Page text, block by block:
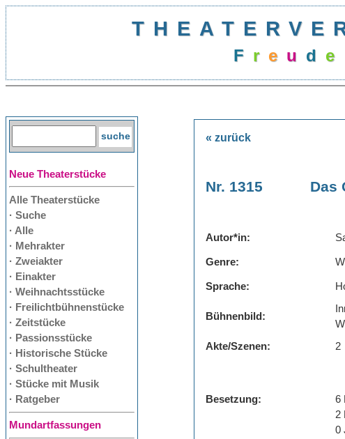
Freu d e
Neue Theaterstücke
Alle Theaterstücke
· Suche
· Alle
· Mehrakter
· Zweiakter
· Einakter
· Weihnachtsstücke
· Freilichtbühnenstücke
· Zeitstücke
· Passionsstücke
· Historische Stücke
· Schultheater
· Stücke mit Musik
· Ratgeber
Mundartfassungen
« zurück
Nr. 1315 Das
Autor*in:
Genre:
Sprache:
Bühnenbild:
Akte/Szenen:
2
Besetzung:
6
2
0